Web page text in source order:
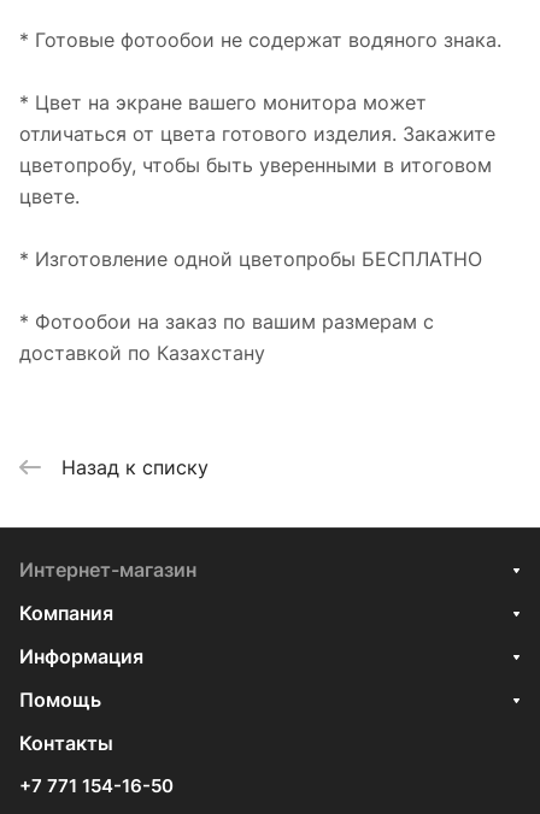
* Готовые фотообои не содержат водяного знака.
* Цвет на экране вашего монитора может
отличаться от цвета готового изделия. Закажите
цветопробу, чтобы быть уверенными в итоговом
цвете.
* Изготовление одной цветопробы БЕСПЛАТНО
* Фотообои на заказ по вашим размерам с
доставкой по Казахстану
Назад к списку
Интернет-магазин
Компания
Информация
Помощь
Контакты
+7 771 154-16-50